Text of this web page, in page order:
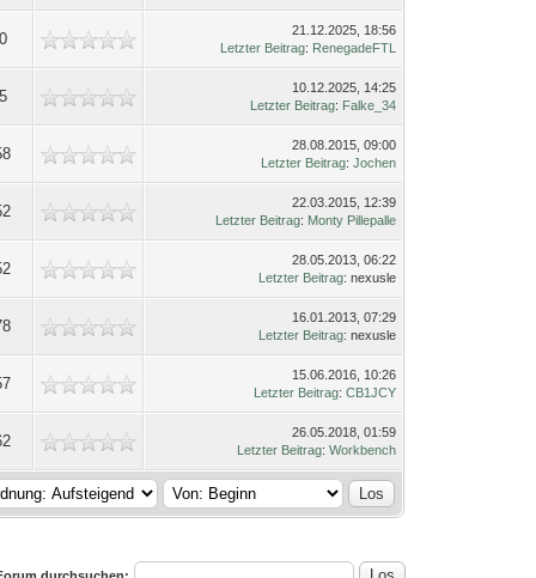
21.12.2025, 18:56
Letzter Beitrag: RenegadeFTL
10.12.2025, 14:25
Letzter Beitrag: Falke_34
28.08.2015, 09:00
Letzter Beitrag:Jochen
22.03.2015, 12:39
Letzter Beitrag: Monty Pillepalle
28.05.2013, 06:22
Letzter Beitrag: nexusle
16.01.2013, 07:29
Letzter Beitrag: nexusle
15.06.2016, 10:26
Letzter Beitrag:CB1JCY
26.05.2018, 01:59
Letzter Beitrag:Workbench